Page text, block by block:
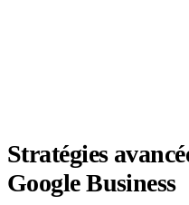
Stratégies
Google Business